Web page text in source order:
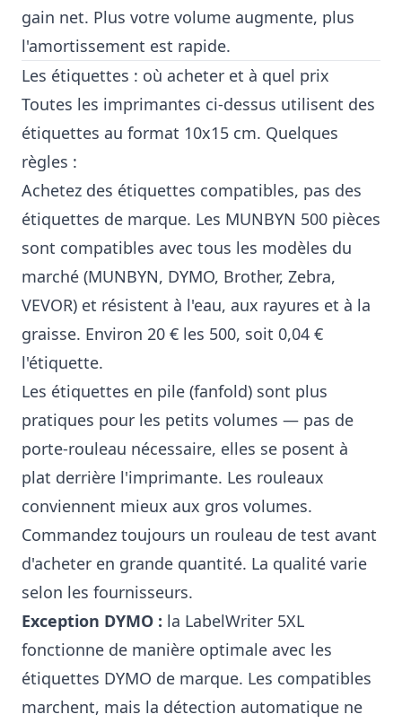
gain net. Plus votre volume augmente, plus
l'amortissement est rapide.
Les étiquettes : où acheter et à quel prix
Toutes les imprimantes ci-dessus utilisent des
étiquettes au format 10x15 cm. Quelques
règles :
Achetez des étiquettes compatibles, pas des
étiquettes de marque. Les MUNBYN 500 pièces
sont compatibles avec tous les modèles du
marché (MUNBYN, DYMO, Brother, Zebra,
VEVOR) et résistent à l'eau, aux rayures et à la
graisse. Environ 20 € les 500, soit 0,04 €
l'étiquette.
Les étiquettes en pile (fanfold) sont plus
pratiques pour les petits volumes — pas de
porte-rouleau nécessaire, elles se posent à
plat derrière l'imprimante. Les rouleaux
conviennent mieux aux gros volumes.
Commandez toujours un rouleau de test avant
d'acheter en grande quantité. La qualité varie
selon les fournisseurs.
Exception DYMO : la LabelWriter 5XL
fonctionne de manière optimale avec les
étiquettes DYMO de marque. Les compatibles
marchent, mais la détection automatique ne